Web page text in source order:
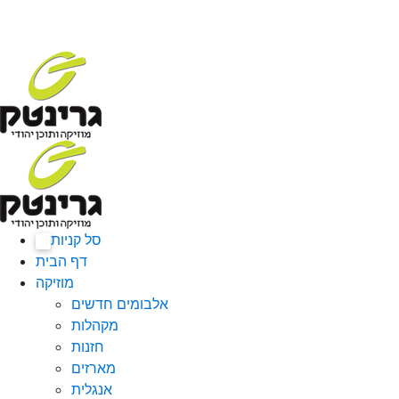
סל קניות
דף הבית
מוזיקה
אלבומים חדשים
מקהלות
חזנות
מארזים
אנגלית